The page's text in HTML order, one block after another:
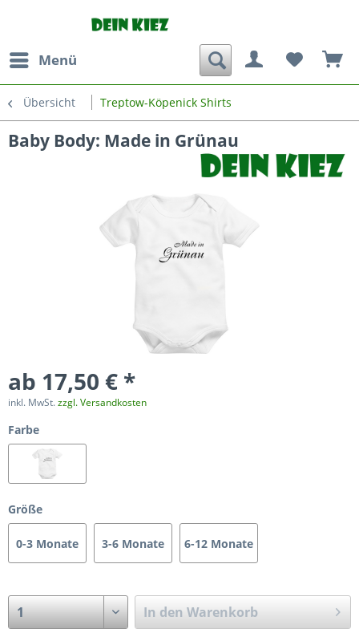
Menü
Übersicht Treptow-Köpenick Shirts
Baby Body: Made in Grünau
ab 17,50 € *
inkl. MwSt.zzgl. Versandkosten
Farbe
Größe
0-3 Monate 3-6 Monate 6-12 Monate
In den Warenkorb